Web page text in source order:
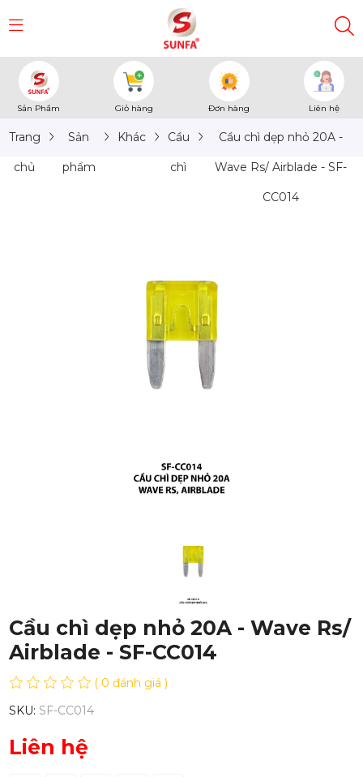
Sản Phẩm Giỏ hàng Đơn hàng Liên hệ
Trang
chủ
Sản
phẩm
Khác Cầu
chì
Cầu chì dẹp nhỏ 20A -
Wave Rs/ Airblade - SF-
CC014
Cầu chì dẹp nhỏ 20A - Wave Rs/
Airblade - SF-CC014
( 0 đánh giá )
SKU: SF-CC014
Liên hệ